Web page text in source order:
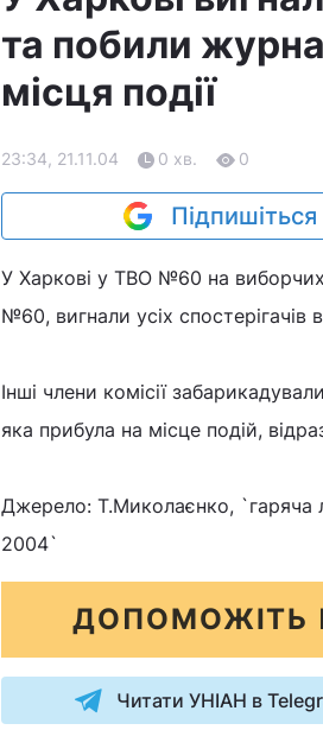
та побили
місця події
23:34, 21.11.04 0 хв. 0
У Харкові у ТВО №60 на
№60, вигнали усіх
Інші члени комісії
яка прибула на місце подій,
Джерело: Т.Миколаєнко, `гаряча
2004`
ДОПОМОЖІТЬ
Читати УНІАН в